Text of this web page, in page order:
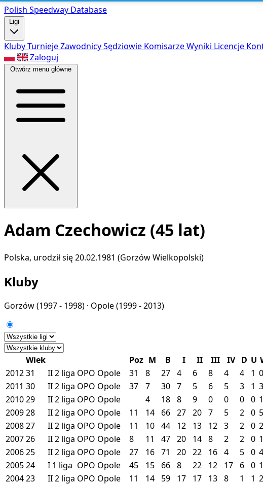
Polish Speedway Database
Ligi
KlubyTurniejeZawodnicySędziowie KomisarzeWyniki Licencje
Zaloguj
Otwórz menu główne
Adam Czechowicz (45 lat)
Polska, urodził się 20.02.1981 (Gorzów Wielkopolski)
Kluby
Gorzów(1997 - 1998) · Opole(1999 - 2013)
Wiek Poz M B I II III IV D U
201231 II2 liga OPO Opole 31 8 27 4 6 8 4 4 1 0
2011 30 II2 liga OPO Opole 37 7 30 7 5 6 5 3 1 3
201029 II2 liga OPO Opole 4 18 8 9 0 0 0 0 1
200928 II2 liga OPO Opole 11 14 66 27 20 7 5 2 0 5
200827 II2 liga OPO Opole 11 10 44 12 13 12 3 2 0 2
200726 II2 liga OPO Opole 8 11 47 20 14 8 2 2 0 1
200625 II2 liga OPO Opole 27 16 71 20 22 16 4 5 0 4
200524 I 1 liga OPO Opole 45 15 66 8 22 12 17 6 0 1
200423 II2 liga OPO Opole 11 14 59 17 17 13 8 1 1 2